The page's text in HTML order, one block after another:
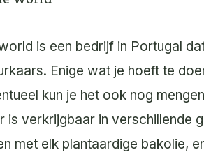
is een bedrijf in Portugal
Enige wat je hoeft te
kun je het ook nog
is verkrijgbaar in verschillende
met elk plantaardige bakolie,